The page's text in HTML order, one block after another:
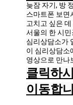
늦잠 자기, 방
스마트폰 보면
고치고 싶은
서울의 한 시
심리상담소가
이 심리상담소
클릭하
이동합